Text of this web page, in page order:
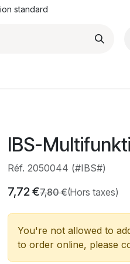
standard
IBS-
Réf. 2050044 (#IBS#)
7,72€7,80€(Hors taxes)
You're not allowed to
to order online, please